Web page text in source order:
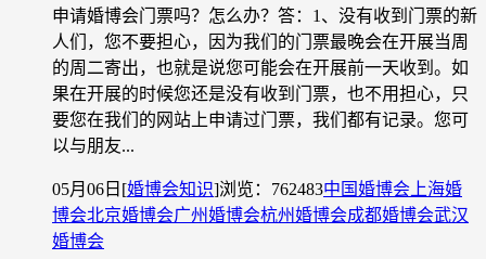
申请婚博会门票吗？怎么办？答：1、没有收到门票的新
人们，您不要担心，因为我们的门票最晚会在开展当周
的周二寄出，也就是说您可能会在开展前一天收到。如
果在开展的时候您还是没有收到门票，也不用担心，只
要您在我们的网站上申请过门票，我们都有记录。您可
以与朋友...
05月06日 [婚博会知识]浏览：762483中国婚博会 上海婚
博会北京婚博会广州婚博会杭州婚博会成都婚博会武汉
婚博会